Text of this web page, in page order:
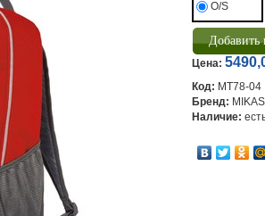
O/S
Цена:
Код: MT78-04
Бренд:
Наличие: